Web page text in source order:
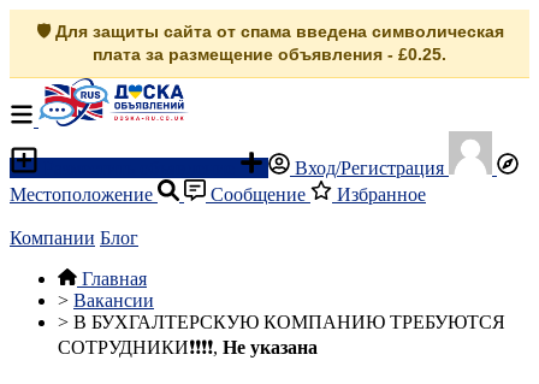
🛡️ Для защиты сайта от спама введена символическая
плата за размещение объявления - £0.25.
Вход/Регистрация
Местоположение
Сообщение Избранное
Компании Блог
Главная
> Вакансии
> В БУХГАЛТЕРСКУЮ КОМПАНИЮ ТРЕБУЮТСЯ
СОТРУДНИКИ❗❗❗❗, Не указана